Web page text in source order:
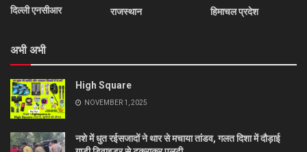
दिल्ली एनसीआर
राजस्थान
हिमाचल प्रदेश
अभी अभी
High Square
NOVEMBER 1, 2025
नशे में धुत रईसजादों ने थार से मचाया तांडव, गलत दिशा में दौड़ाई